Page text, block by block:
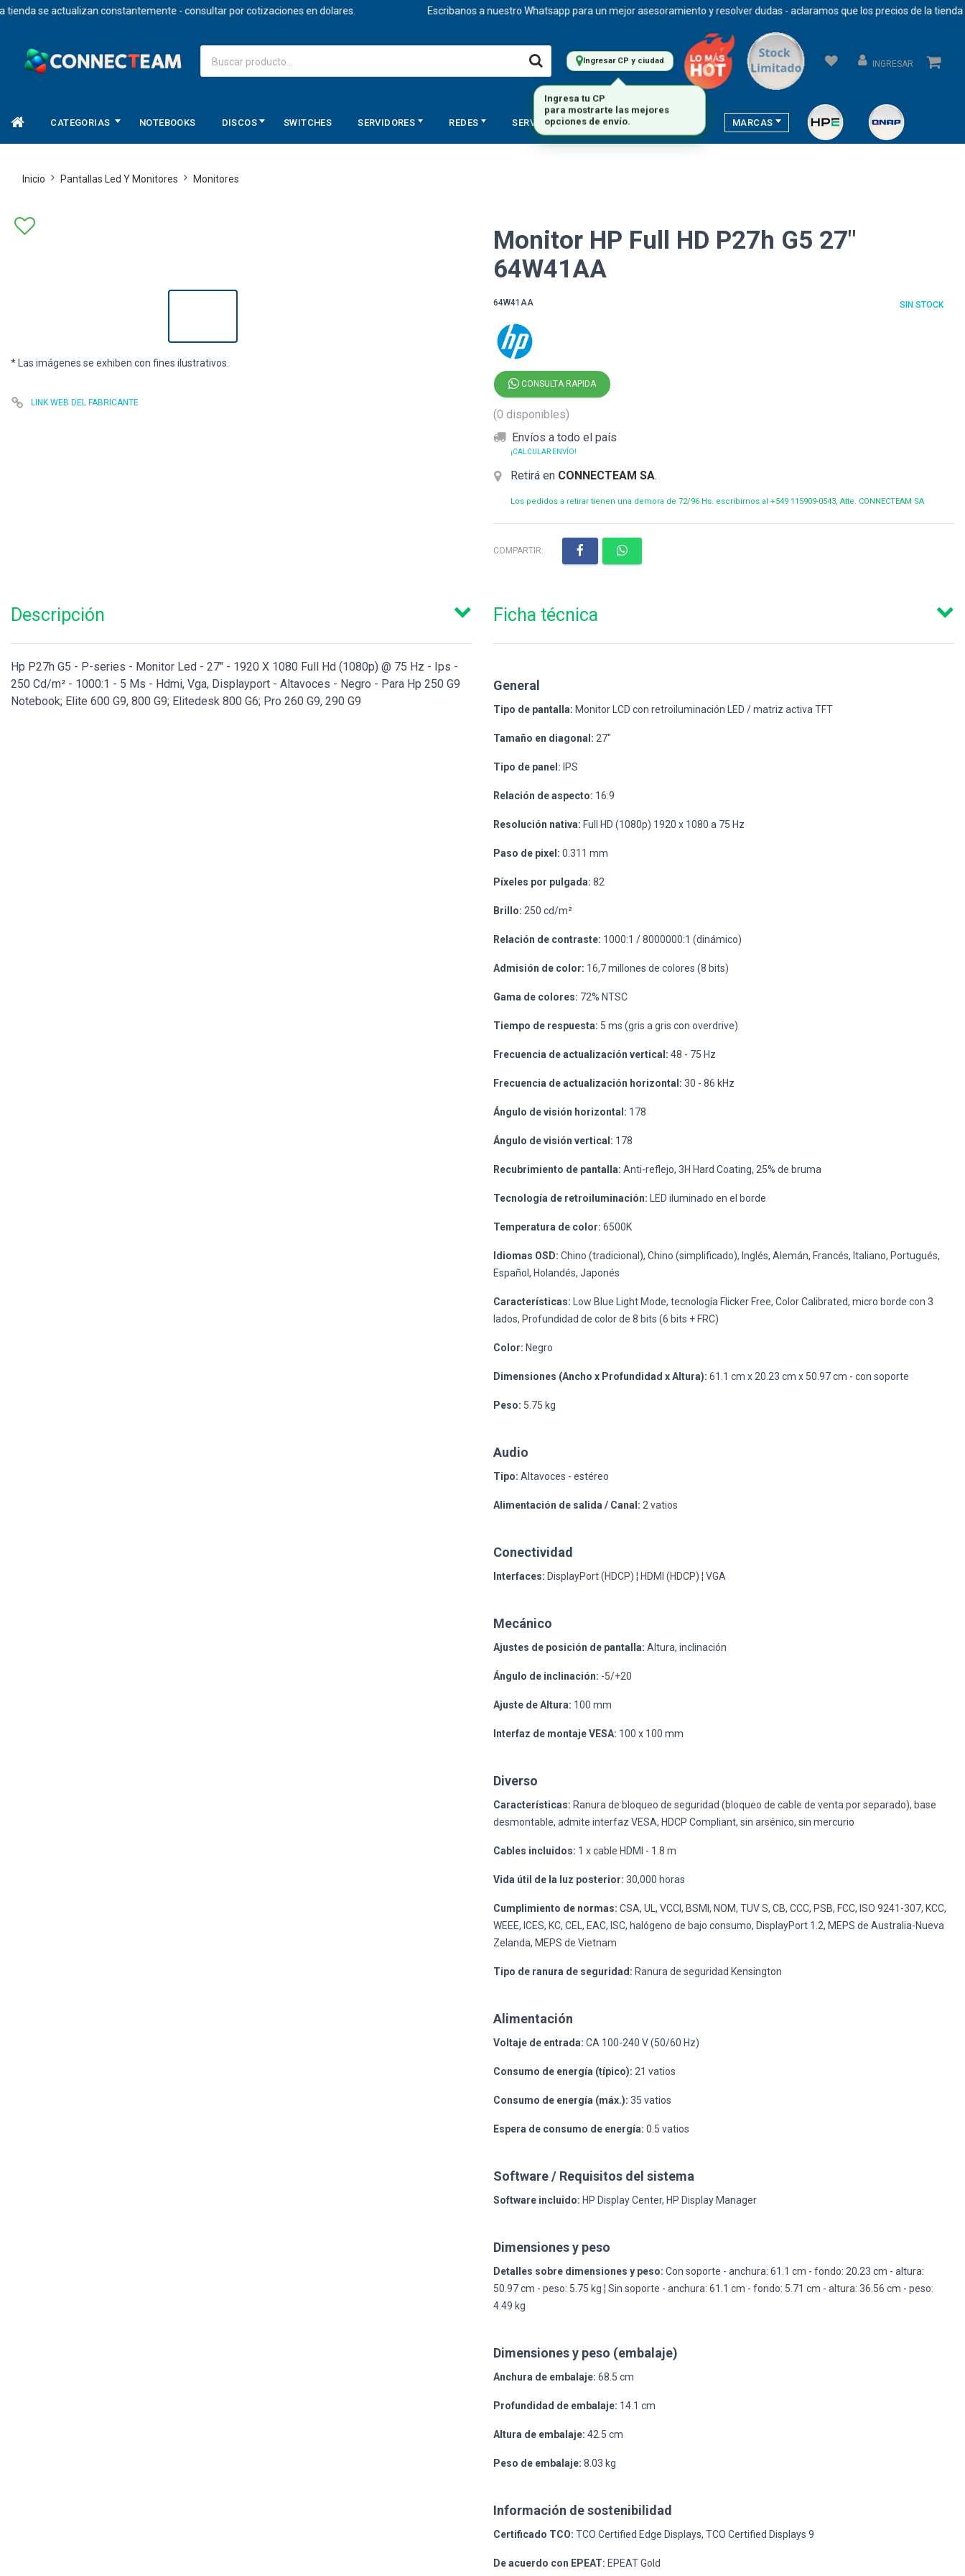
actualizan constantemente - consultar por cotizaciones en dolares. Escribanos a nuestro Whatsapp para un mejor asesoramiento y resolver dudas - aclaramos que los precios de la tienda se
Ingresar CP y ciudad INGRESAR
CATEGORIAS NOTEBOOKS DISCOS SWITCHES SERVIDORES REDES SERVICIOS STORAGE MARCAS
Inicio Pantallas Led Y Monitores Monitores
* Las imágenes se exhiben con fines ilustrativos.
LINK WEB DEL FABRICANTE
Monitor HP Full HD P27h G5 27"
64W41AA
64W41AA SIN STOCK
CONSULTA RAPIDA
(0 disponibles)
Envíos a todo el país
¡CALCULAR ENVÍO!
Retirá en CONNECTEAM SA.
Los pedidos a retirar tienen una demora de 72/96 Hs. escribirnos al +549 115909-0543, Atte. CONNECTEAM SA
COMPARTIR:
Descripción
Hp P27h G5 - P-series - Monitor Led - 27" - 1920 X 1080 Full Hd (1080p) @ 75 Hz - Ips -
250 Cd/m² - 1000:1 - 5 Ms - Hdmi, Vga, Displayport - Altavoces - Negro - Para Hp 250 G9
Notebook; Elite 600 G9, 800 G9; Elitedesk 800 G6; Pro 260 G9, 290 G9
Ficha técnica
General
Tipo de pantalla: Monitor LCD con retroiluminación LED / matriz activa TFT
Tamaño en diagonal: 27"
Tipo de panel: IPS
Relación de aspecto: 16:9
Resolución nativa: Full HD (1080p) 1920 x 1080 a 75 Hz
Paso de pixel: 0.311 mm
Píxeles por pulgada: 82
Brillo: 250 cd/m²
Relación de contraste: 1000:1 / 8000000:1 (dinámico)
Admisión de color: 16,7 millones de colores (8 bits)
Gama de colores: 72% NTSC
Tiempo de respuesta: 5 ms (gris a gris con overdrive)
Frecuencia de actualización vertical: 48 - 75 Hz
Frecuencia de actualización horizontal: 30 - 86 kHz
Ángulo de visión horizontal: 178
Ángulo de visión vertical: 178
Recubrimiento de pantalla: Anti-reflejo, 3H Hard Coating, 25% de bruma
Tecnología de retroiluminación: LED iluminado en el borde
Temperatura de color: 6500K
Idiomas OSD: Chino (tradicional), Chino (simplificado), Inglés, Alemán, Francés, Italiano, Portugués,
Español, Holandés, Japonés
Características: Low Blue Light Mode, tecnología Flicker Free, Color Calibrated, micro borde con 3
lados, Profundidad de color de 8 bits (6 bits + FRC)
Color: Negro
Dimensiones (Ancho x Profundidad x Altura): 61.1 cm x 20.23 cm x 50.97 cm - con soporte
Peso: 5.75 kg
Audio
Tipo: Altavoces - estéreo
Alimentación de salida / Canal: 2 vatios
Conectividad
Interfaces: DisplayPort (HDCP) ¦ HDMI (HDCP) ¦ VGA
Mecánico
Ajustes de posición de pantalla: Altura, inclinación
Ángulo de inclinación: -5/+20
Ajuste de Altura: 100 mm
Interfaz de montaje VESA: 100 x 100 mm
Diverso
Características: Ranura de bloqueo de seguridad (bloqueo de cable de venta por separado), base
desmontable, admite interfaz VESA, HDCP Compliant, sin arsénico, sin mercurio
Cables incluidos: 1 x cable HDMI - 1.8 m
Vida útil de la luz posterior: 30,000 horas
Cumplimiento de normas: CSA, UL, VCCI, BSMI, NOM, TUV S, CB, CCC, PSB, FCC, ISO 9241-307, KCC,
WEEE, ICES, KC, CEL, EAC, ISC, halógeno de bajo consumo, DisplayPort 1.2, MEPS de Australia-Nueva
Zelanda, MEPS de Vietnam
Tipo de ranura de seguridad: Ranura de seguridad Kensington
Alimentación
Voltaje de entrada: CA 100-240 V (50/60 Hz)
Consumo de energía (típico): 21 vatios
Consumo de energía (máx.): 35 vatios
Espera de consumo de energía: 0.5 vatios
Software / Requisitos del sistema
Software incluido: HP Display Center, HP Display Manager
Dimensiones y peso
Detalles sobre dimensiones y peso: Con soporte - anchura: 61.1 cm - fondo: 20.23 cm - altura:
50.97 cm - peso: 5.75 kg ¦ Sin soporte - anchura: 61.1 cm - fondo: 5.71 cm - altura: 36.56 cm - peso:
4.49 kg
Dimensiones y peso (embalaje)
Anchura de embalaje: 68.5 cm
Profundidad de embalaje: 14.1 cm
Altura de embalaje: 42.5 cm
Peso de embalaje: 8.03 kg
Información de sostenibilidad
Certificado TCO: TCO Certified Edge Displays, TCO Certified Displays 9
De acuerdo con EPEAT: EPEAT Gold